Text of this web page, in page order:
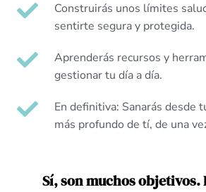
Construirás unos límites
sentirte segura y protegida.
Aprenderás recursos y
gestionar tu día a día.
En definitiva: Sanarás desde
más profundo de tí, de una
Sí, son muchos objetivos.